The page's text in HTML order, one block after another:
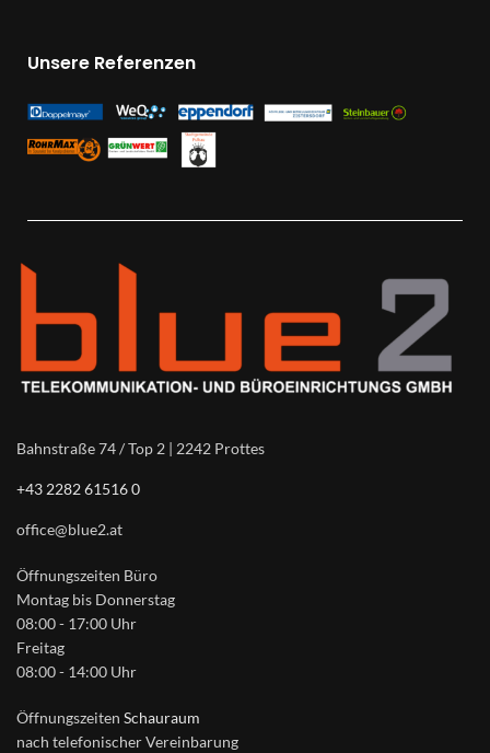
Unsere Referenzen
Bahnstraße 74 / Top 2 | 2242 Prottes
+43 2282 61516 0
office@blue2.at
Öffnungszeiten Büro
Montag bis Donnerstag
08:00 - 17:00 Uhr
Freitag
08:00 - 14:00 Uhr
Öffnungszeiten Schauraum
nach telefonischer Vereinbarung